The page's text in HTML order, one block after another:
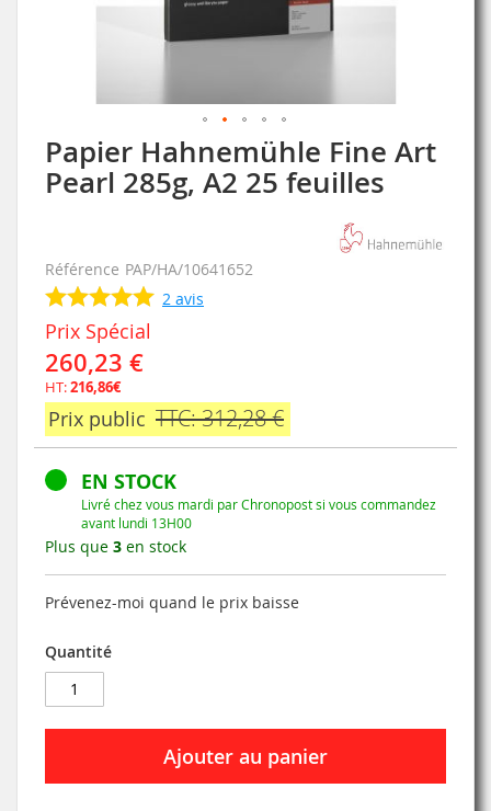
Papier Hahnemühle Fine Art
Pearl 285g, A2 25 feuilles
Référence PAP/HA/10641652
2 avis
Prix Spécial
260,23 €
HT:216,86€
Prix public TTC: 312,28 €
EN STOCK
Livré chez vous mardi par Chronopost si vous commandez
avant lundi 13H00
Plus que 3 en stock
Prévenez-moi quand le prix baisse
Quantité
Ajouter au panier
Skip
to
the
images
gallery